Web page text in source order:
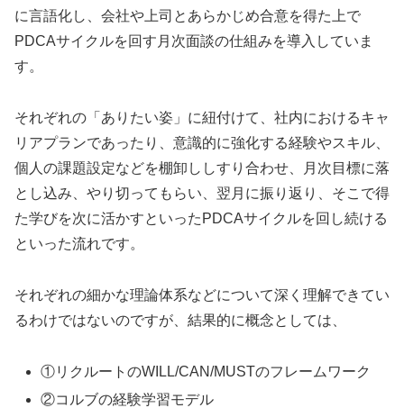
に言語化し、会社や上司とあらかじめ合意を得た上で
PDCAサイクルを回す月次面談の仕組みを導入していま
す。
それぞれの「ありたい姿」に紐付けて、社内におけるキャ
リアプランであったり、意識的に強化する経験やスキル、
個人の課題設定などを棚卸ししすり合わせ、月次目標に落
とし込み、やり切ってもらい、翌月に振り返り、そこで得
た学びを次に活かすといったPDCAサイクルを回し続ける
といった流れです。
それぞれの細かな理論体系などについて深く理解できてい
るわけではないのですが、結果的に概念としては、
①リクルートのWILL/CAN/MUSTのフレームワーク
②コルブの経験学習モデル